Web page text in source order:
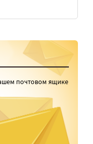
почтовом ящике